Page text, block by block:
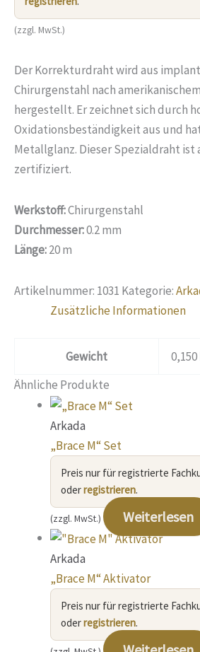
(zzgl. MwSt.)
Der Korrekturdraht wird aus
Chirurgenstahl nach
hergestellt. Er zeichnet sich durch
Oxidationsbeständigkeit aus und
Metallglanz. Dieser Spezialdraht
zertifiziert.
Werkstoff:Chirurgenstahl
Durchmesser:0.2 mm
Länge:20 m
Artikelnummer: 1031 Kategorie:
Zusätzliche Informationen
Gewicht
Ähnliche Produkte
Arkada
„Brace M“ Set
Preis nur für registrierte
oderregistrieren.
(zzgl. MwSt.) Weiterlesen
Arkada
„Brace M“ Aktivator
Preis nur für registrierte
oderregistrieren.